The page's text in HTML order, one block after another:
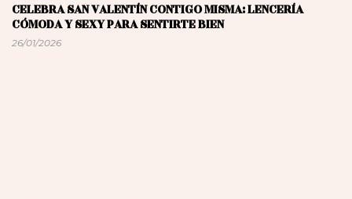
CELEBRA SAN VALENTÍN CONTIGO MISMA: LENCERÍA
CÓMODA Y SEXY PARA SENTIRTE BIEN
26/01/2026